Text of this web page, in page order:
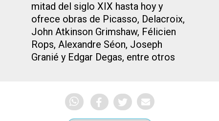
mitad del siglo XIX hasta hoy y
ofrece obras de Picasso, Delacroix,
John Atkinson Grimshaw, Félicien
Rops, Alexandre Séon, Joseph
Granié y Edgar Degas, entre otros